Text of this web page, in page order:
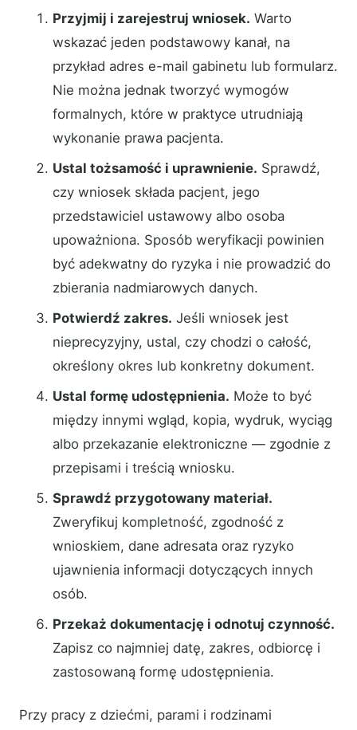
Przyjmij i zarejestruj wniosek. Warto
wskazać jeden podstawowy kanał, na
przykład adres e-mail gabinetu lub formularz.
Nie można jednak tworzyć wymogów
formalnych, które w praktyce utrudniają
wykonanie prawa pacjenta.
Ustal tożsamość i uprawnienie. Sprawdź,
czy wniosek składa pacjent, jego
przedstawiciel ustawowy albo osoba
upoważniona. Sposób weryfikacji powinien
być adekwatny do ryzyka i nie prowadzić do
zbierania nadmiarowych danych.
Potwierdź zakres. Jeśli wniosek jest
nieprecyzyjny, ustal, czy chodzi o całość,
określony okres lub konkretny dokument.
Ustal formę udostępnienia. Może to być
między innymi wgląd, kopia, wydruk, wyciąg
albo przekazanie elektroniczne — zgodnie z
przepisami i treścią wniosku.
Sprawdź przygotowany materiał.
Zweryfikuj kompletność, zgodność z
wnioskiem, dane adresata oraz ryzyko
ujawnienia informacji dotyczących innych
osób.
Przekaż dokumentację i odnotuj czynność.
Zapisz co najmniej datę, zakres, odbiorcę i
zastosowaną formę udostępnienia.
Przy pracy z dziećmi, parami i rodzinami